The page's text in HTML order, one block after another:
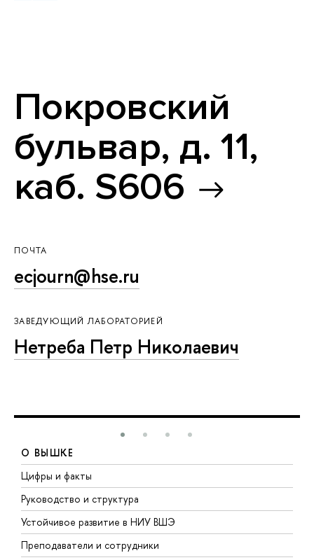
Покровский
бульвар, д. 11,
каб. S606
ПОЧТА
ecjourn@hse.ru
ЗАВЕДУЮЩИЙ ЛАБОРАТОРИЕЙ
Нетреба Петр Николаевич
О ВЫШКЕ
Цифры и факты
Руководство и структура
Устойчивое развитие в НИУ ВШЭ
Преподаватели и сотрудники